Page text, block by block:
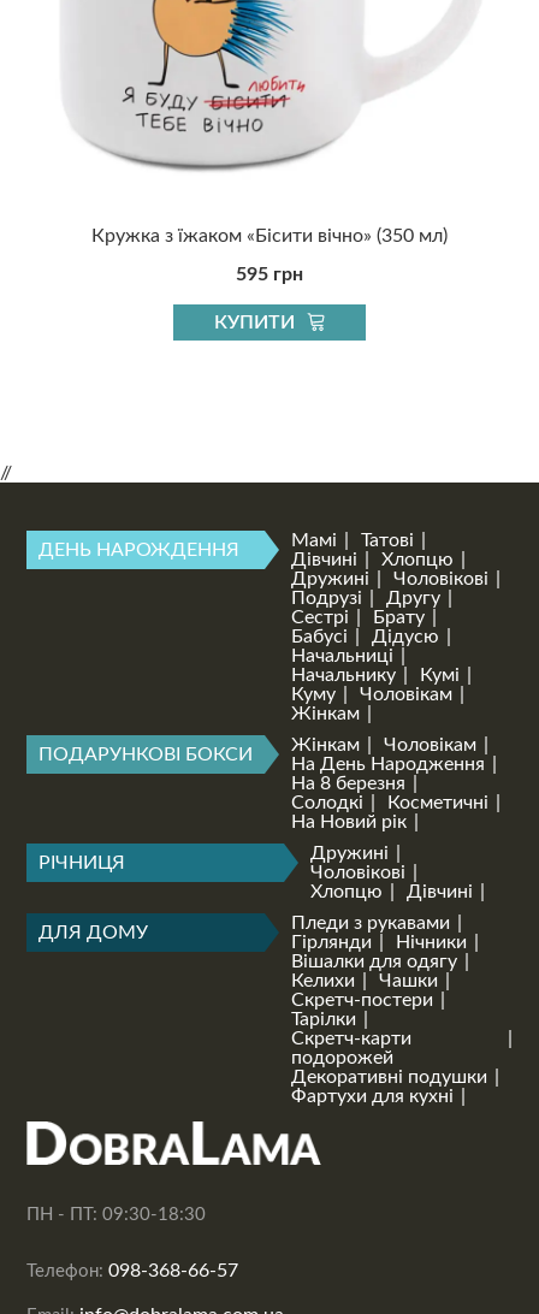
Кружка з їжаком «Бісити вічно» (350 мл)
595 грн
КУПИТИ
//
ДЕНЬ НАРОЖДЕННЯ Мамі
Татові
Дівчині
Хлопцю
Дружині
Чоловікові
Подрузі
Другу
Сестрі
Брату
Бабусі
Дідусю
Начальниці
Начальнику
Кумі
Куму
Чоловікам
Жінкам
ПОДАРУНКОВІ БОКСИ Жінкам
Чоловікам
На День Народження
На 8 березня
Солодкі
Косметичні
На Новий рік
РІЧНИЦЯ
Дружині
Чоловікові
Хлопцю
Дівчині
ДЛЯ ДОМУ
Пледи з рукавами
Гірлянди
Нічники
Вішалки для одягу
Келихи
Чашки
Скретч-постери
Тарілки
Скретч-карти
подорожей
Декоративні подушки
Фартухи для кухні
ПН - ПТ: 09:30-18:30
Телефон:098-368-66-57